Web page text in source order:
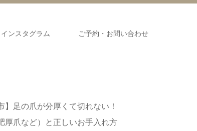
インスタグラム ご予約・お問い合わせ
】足の爪が分厚くて切れない！
厚爪など）と正しいお手入れ方